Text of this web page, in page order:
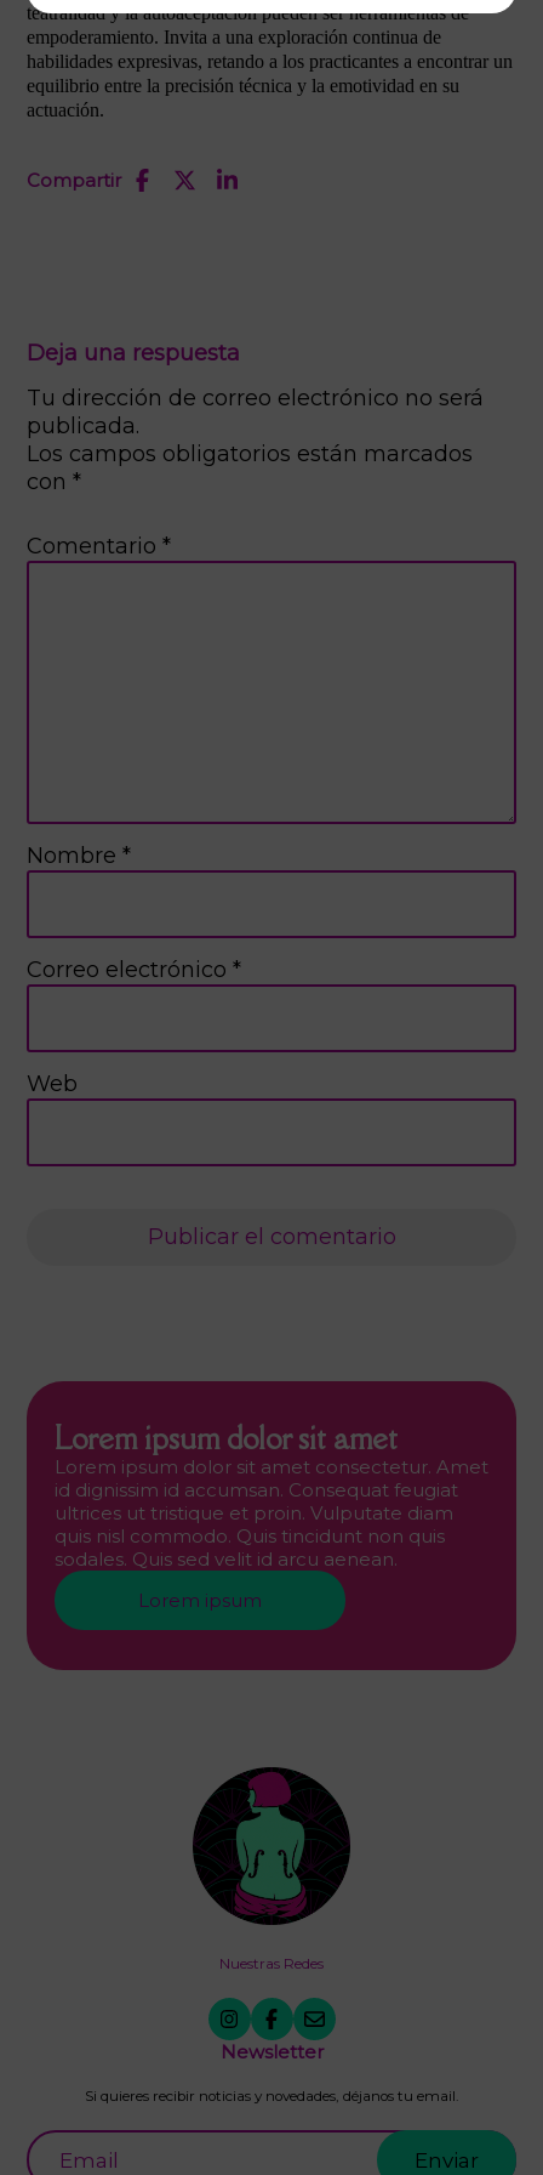
teatralidad y la autoaceptación pueden ser herramientas de
empoderamiento. Invita a una exploración continua de
habilidades expresivas, retando a los practicantes a encontrar un
equilibrio entre la precisión técnica y la emotividad en su
actuación.
Compartir
Deja una respuesta
Tu dirección de correo electrónico no será
publicada.
Los campos obligatorios están marcados
con *
Comentario *
Nombre *
Correo electrónico *
Web
Lorem ipsum dolor sit amet
Lorem ipsum dolor sit amet consectetur. Amet
id dignissim id accumsan. Consequat feugiat
ultrices ut tristique et proin. Vulputate diam
quis nisl commodo. Quis tincidunt non quis
sodales. Quis sed velit id arcu aenean.
Lorem ipsum
Nuestras Redes
Newsletter
Si quieres recibir noticias y novedades, déjanos tu email.